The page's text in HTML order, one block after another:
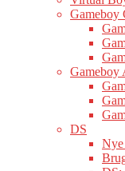
Gameboy
Gameboy
DS